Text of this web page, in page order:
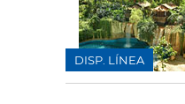
DISP. LÍNEA